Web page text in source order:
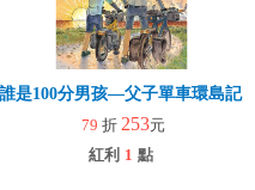
樂(玩具)
誰是100分男孩—父子單車環島記
79 折 253元
紅利 1 點